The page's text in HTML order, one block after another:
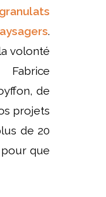
.
volonté
de
projets
de 20
que